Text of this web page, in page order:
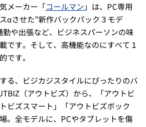
メーカー「コールマン 」は、PC専用
αさせた”新作バックパック３モデ
勤や出張など、ビジネスパーソンの味
です。そして、高機能なのにすべて１
です。
る、ビジカジスタイルにぴったりのバ
（アウトビズ）から、「アウトビ
ビズスマート」「アウトビズボック
。全モデルに、PCやタブレットを傷